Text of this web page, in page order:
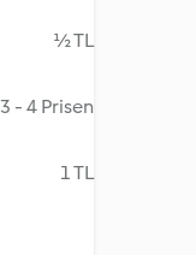
½ TL
3 - 4 Prisen
1 TL